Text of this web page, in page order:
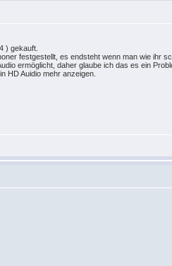
) gekauft.
festgestellt, es endsteht wenn man wie ihr
ermöglicht, daher glaube ich das es ein
HD Auidio mehr anzeigen.